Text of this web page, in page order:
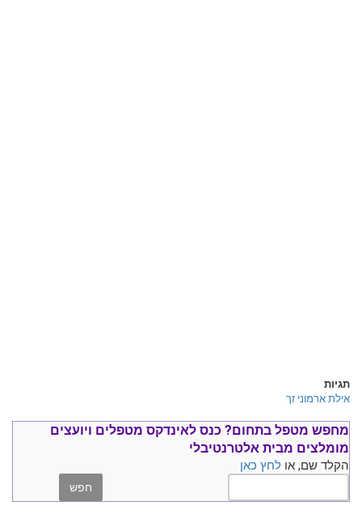
תגיות
אילת ארמוני זך
מחפש מטפל בתחום? כנס לאינדקס מטפלים ויועצים
מומלצים מבית אלטרנטיבלי
הקלד שם, או לחץ כאן